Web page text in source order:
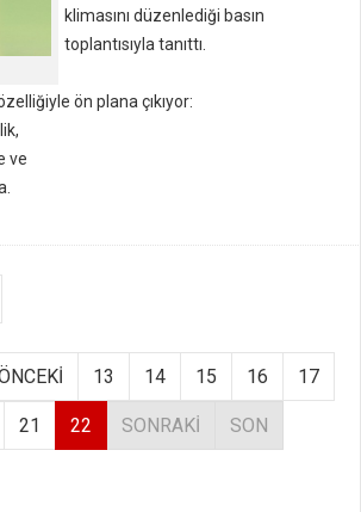
klimasını düzenlediği basın
toplantısıyla tanıttı.
ön plana çıkıyor:
ve
13 14 15 16 17
21 22 SONRAKI SON